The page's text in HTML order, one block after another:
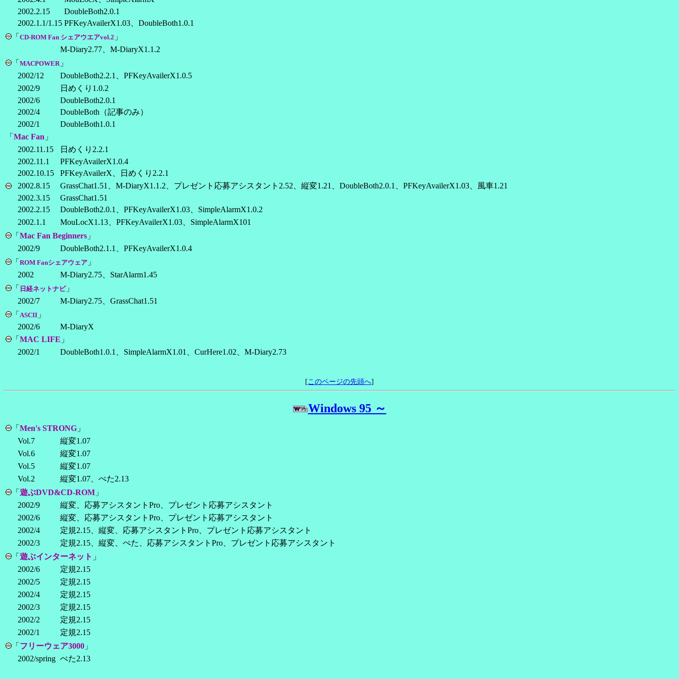
2002.2.15
DoubleBoth2.0.1
2002.1.1/1.15 PFKeyAvailerX1.03、DoubleBoth1.0.1
「 CD-ROM Fan シェアウエアvol.2 」
M-Diary2.77、M-DiaryX1.1.2
「 MACPOWER 」
2002/12
DoubleBoth2.2.1、PFKeyAvailerX1.0.5
2002/9
日めくり1.0.2
2002/6
DoubleBoth2.0.1
2002/4
DoubleBoth（記事のみ）
2002/1
DoubleBoth1.0.1
「 Mac Fan 」
2002.11.15
日めくり2.2.1
2002.11.1
PFKeyAvailerX1.0.4
2002.10.15
PFKeyAvailerX、日めくり2.2.1
2002.8.15
GrassChat1.51、M-DiaryX1.1.2、プレゼント応募アシスタント2.52、縦変1.21、DoubleBoth2.0.1、PFKeyAvailerX1.03、風車1.21
2002.3.15
GrassChat1.51
2002.2.15
DoubleBoth2.0.1、PFKeyAvailerX1.03、SimpleAlarmX1.0.2
2002.1.1
MouLocX1.13、PFKeyAvailerX1.03、SimpleAlarmX101
「 Mac Fan Beginners 」
2002/9
DoubleBoth2.1.1、PFKeyAvailerX1.0.4
「 ROM Fanシェアウェア 」
2002
M-Diary2.75、StarAlarm1.45
「 日経ネットナビ」
2002/7
M-Diary2.75、GrassChat1.51
「 ASCII 」
2002/6
M-DiaryX
「 MAC LIFE 」
2002/1
DoubleBoth1.0.1、SimpleAlarmX1.01、CurHere1.02、M-Diary2.73
[このページの先頭へ]
Windows 95 ～
「 Men's STRONG 」
Vol.7
縦変1.07
Vol.6
縦変1.07
Vol.5
縦変1.07
Vol.2
縦変1.07、ぺた2.13
「 遊ぶDVD&CD-ROM 」
2002/9
縦変、応募アシスタントPro、プレゼント応募アシスタント
2002/6
縦変、応募アシスタントPro、プレゼント応募アシスタント
2002/4
定規2.15、縦変、応募アシスタントPro、プレゼント応募アシスタント
2002/3
定規2.15、縦変、ぺた、応募アシスタントPro、プレゼント応募アシスタント
「 遊ぶインターネット 」
2002/6
定規2.15
2002/5
定規2.15
2002/4
定規2.15
2002/3
定規2.15
2002/2
定規2.15
2002/1
定規2.15
「 フリーウェア3000 」
2002/spring ぺた2.13